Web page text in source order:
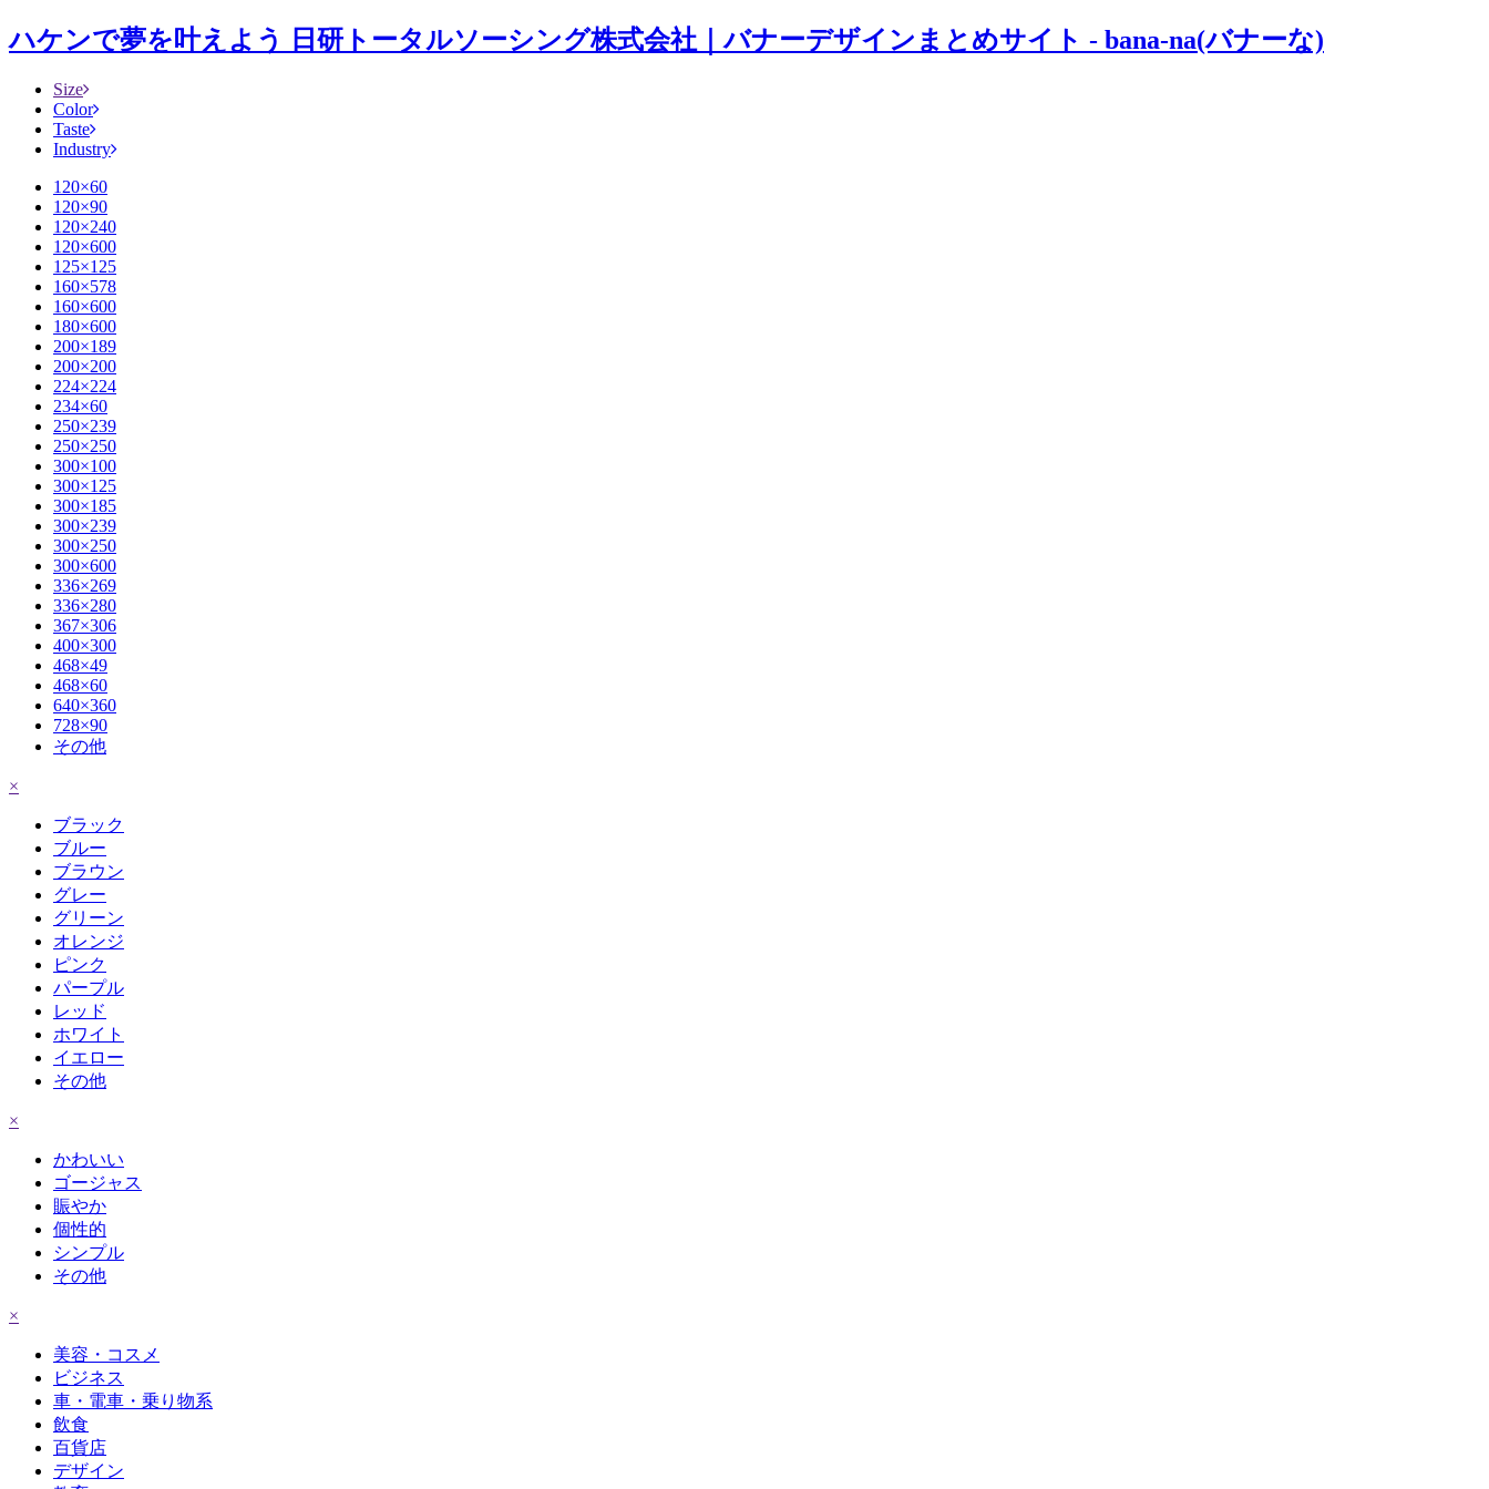
ハケンで夢を叶えよう 日研トータルソーシング株式会社｜バナーデザインまとめサイト - bana-na(バナーな)
Size
Color
Taste
Industry
120×60
120×90
120×240
120×600
125×125
160×578
160×600
180×600
200×189
200×200
224×224
234×60
250×239
250×250
300×100
300×125
300×185
300×239
300×250
300×600
336×269
336×280
367×306
400×300
468×49
468×60
640×360
728×90
その他
×
ブラック
ブルー
ブラウン
グレー
グリーン
オレンジ
ピンク
パープル
レッド
ホワイト
イエロー
その他
×
かわいい
ゴージャス
賑やか
個性的
シンプル
その他
×
美容・コスメ
ビジネス
車・電車・乗り物系
飲食
百貨店
デザイン